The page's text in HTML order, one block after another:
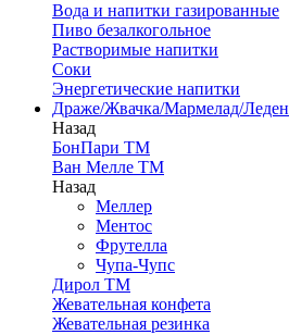
Вода и напитки газированные
Пиво безалкогольное
Растворимые напитки
Соки
Энергетические напитки
Драже/Жвачка/Мармелад/
Назад
БонПари ТМ
Ван Мелле ТМ
Назад
Меллер
Ментос
Фрутелла
Чупа-Чупс
Дирол ТМ
Жевательная конфета
Жевательная резинка